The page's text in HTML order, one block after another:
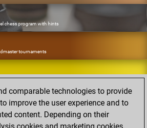
chess program with hints
tournaments
openings
comparable technologies to provide
improve the user experience and to
content. Depending on their